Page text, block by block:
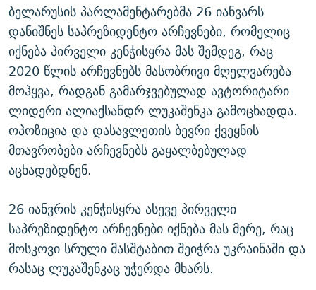
ბელარუსის პარლამენტარებმა 26 იანვარს
დანიშნეს საპრეზიდენტო არჩევნები, რომელიც
იქნება პირველი კენჭისყრა მას შემდეგ, რაც
2020 წლის არჩევნებს მასობრივი მღელვარება
მოჰყვა, რადგან გამარჯვებულად ავტორიტარი
ლიდერი ალიაქსანდრ ლუკაშენკა გამოცხადდა.
ოპოზიცია და დასავლეთის ბევრი ქვეყნის
მთავრობები არჩევნებს გაყალბებულად
აცხადებდნენ.
26 იანვრის კენჭისყრა ასევე პირველი
საპრეზიდენტო არჩევნები იქნება მას მერე, რაც
მოსკოვი სრული მასშტაბით შეიჭრა უკრაინაში და
რასაც ლუკაშენკაც უჭერდა მხარს.